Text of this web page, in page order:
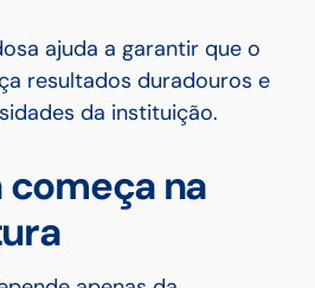
ajuda a garantir que o
resultados duradouros e
da instituição.
começa na